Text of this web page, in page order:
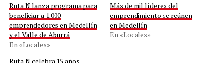
Ruta N lanza programa para
beneficiar a 1.000
emprendedores en Medellín
y el Valle de Aburrá
En «Locales»
Más de mil líderes del
emprendimiento se reúnen
en Medellín
En «Locales»
Ruta N celebra 15 años